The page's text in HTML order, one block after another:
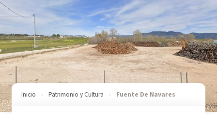
Inicio › Patrimonio y Cultura › Fuente De Navares